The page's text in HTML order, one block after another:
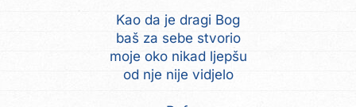
Kao da je dragi Bog
baš za sebe stvorio
moje oko nikad ljepšu
od nje nije vidjelo